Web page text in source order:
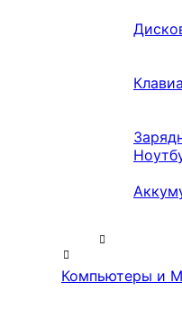
Компьютеры и